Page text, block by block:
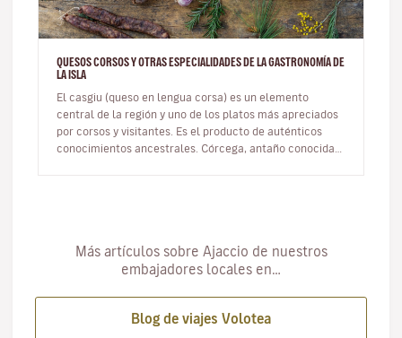
QUESOS CORSOS Y OTRAS ESPECIALIDADES DE LA GASTRONOMÍA DE
LA ISLA
El casgiu (queso en lengua corsa) es un elemento
central de la región y uno de los platos más apreciados
por corsos y visitantes. Es el producto de auténticos
conocimientos ancestrales. Córcega, antaño conocida
Más artículos sobre Ajaccio de nuestros
embajadores locales en…
Blog de viajes Volotea